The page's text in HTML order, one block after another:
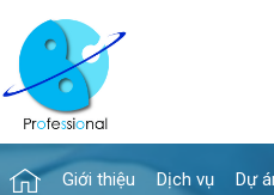
Giới thiệu Dịch vụ Dự